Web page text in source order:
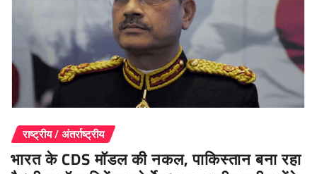
राष्ट्रीय / अंतर्राष्ट्रीय
भारत के CDS मॉडल की नकल, पाकिस्तान बना रहा